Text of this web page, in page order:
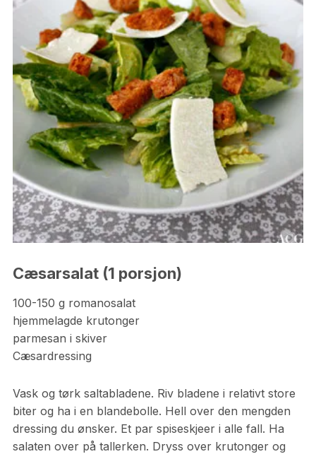
Cæsarsalat (1 porsjon)
100-150 g romanosalat
hjemmelagde krutonger
parmesan i skiver
Cæsardressing
Vask og tørk saltabladene. Riv bladene i relativt store
biter og ha i en blandebolle. Hell over den mengden
dressing du ønsker. Et par spiseskjeer i alle fall. Ha
salaten over på tallerken. Dryss over krutonger og